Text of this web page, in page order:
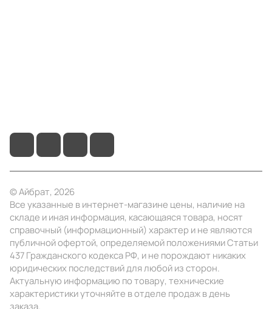
© Айбрат, 2026
Все указанные в интернет-магазине цены, наличие на
складе и иная информация, касающаяся товара, носят
справочный (информационный) характер и не являются
публичной офертой, определяемой положениями Статьи
437 Гражданского кодекса РФ, и не порождают никаких
юридических последствий для любой из сторон.
Актуальную информацию по товару, технические
характеристики уточняйте в отделе продаж в день
заказа.